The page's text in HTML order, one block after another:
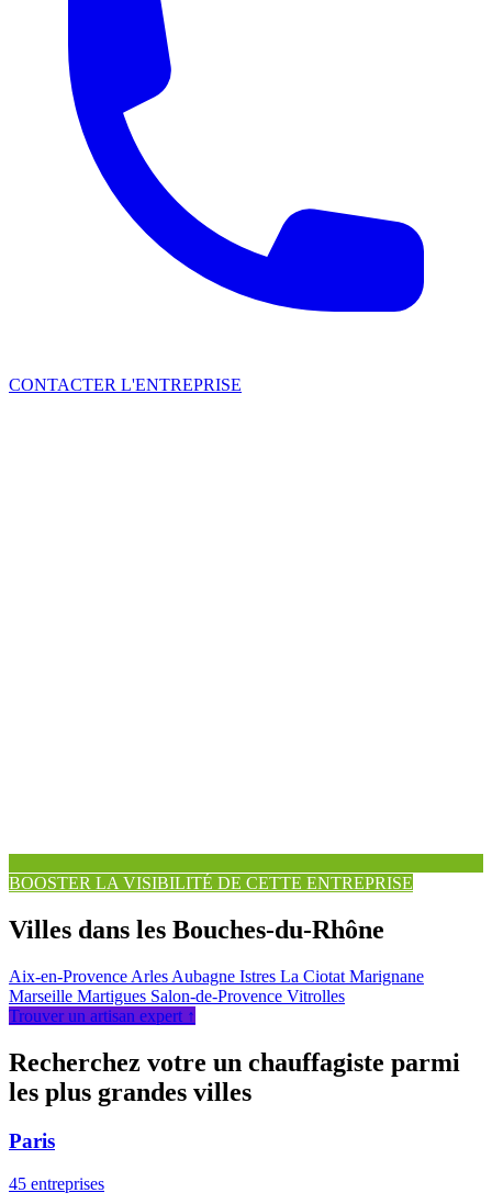
CONTACTER L'ENTREPRISE
BOOSTER LA VISIBILITÉ DE CETTE ENTREPRISE
Villes dans les Bouches-du-Rhône
Aix-en-Provence Arles Aubagne Istres La Ciotat Marignane
Marseille Martigues Salon-de-Provence Vitrolles
Trouver un artisan expert ↑
Recherchez votre un chauffagiste parmi
les plus grandes villes
Paris
45 entreprises